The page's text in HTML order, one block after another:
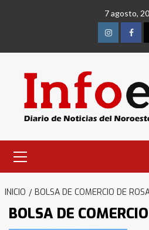
7 agosto,
Instagram
primario
INICIO BOLSA DE COMERCIO DE
BOLSA DE